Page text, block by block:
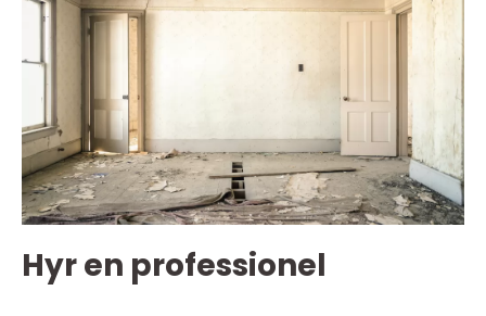
Hyr en professionel